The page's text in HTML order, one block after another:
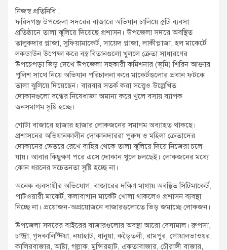
t
:
নিজস্ব প্রতিনিধি :
ফরিদগঞ্জ উপজেলা সদরের বাজারে অভিযান চালিয়ে ৫টি ব্যবসা
প্রতিষ্ঠানে তালা ঝুলিয়ে দিয়েছে প্রশাসন। উপজেলা সদরে অবস্থিত
তালুকদার প্লাজা, সুফিয়ামাকের্ট, সায়েদ প্লাজা, লাকীপ্লাজা, হল মাকের্টে
লকডাউন উপেক্ষা করে বস্ত্র বিতানগুলো খুললে ক্রেতা সাধারণের
উপচেপড়া ভিড় দেখে উপজেলা সহকারী কমিশনার (ভূমি) শিরিন আক্তার
পুলিশ সাথে নিয়ে অভিযান পরিচালনা করে মাকের্টগুলোর প্রধান ফটকে
তালা ঝুলিয়ে দিয়েছেন। বারবার সতর্ক করা সত্ত্বেও উল্লেখিত
দোকানগুলো বন্ধের নিষেধাজ্ঞা অমান্য করে খুলে বসায় ব্যাপক
জনসমাগম সৃষ্টি হচ্ছে।
গোটা বাজারে হাজার হাজার লোকজনের সমাগম অব্যাহত থাকছে।
প্রশাসনের অভিযানকালীন দোকানদাররা পুরুষ ও মহিলা ক্রেতাদের
দোকানের ভেতরে রেখে বাহির থেকে তালা ঝুলিয়ে দিয়ে নিজেরা চলে
যায়। আবার কিছুক্ষণ পরে এসে দোকান খুলে চলছেই। লোকজনের মধ্যে
কোন ধরনের সচেতনতা সৃষ্টি হচ্ছে না।
অনেক ব্যবসায়ীর অভিযোগ, বাজারের দক্ষিণ মাথায় অবস্থিত সিটিমাকের্ট,
পাটওয়ারী মাকের্ট, কলাবাগান মার্কেট খোলা থাকলেও প্রশাসন ব্যবস্থা
নিচ্ছে না। প্রয়োজন-অপ্রয়োজনে বাজারগুলোতে ভিড় জমাচ্ছে লোকজন।
উপজেলা সদরের বাইরের বাজারগুলোর অবস্থা আরো বেসামাল। রুপসা,
চান্দ্রা, গৃদকালিন্দিয়া, নয়াহাট, ধানুয়া, কড়ৈতলী, রামপুর, গোয়ালভাওয়র,
কালিরবাজার, আষ্টা, গল্লাক, মুন্সিরহাট, একতাবাজার, চৌরাঙ্গী বাজার,